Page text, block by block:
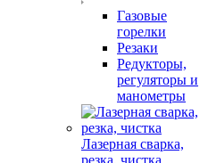
Газовые
горелки
Резаки
Редукторы,
регуляторы и
манометры
Лазерная сварка,
резка, чистка